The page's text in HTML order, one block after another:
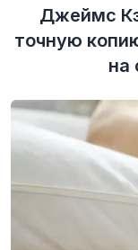
Джеймс
точную
на